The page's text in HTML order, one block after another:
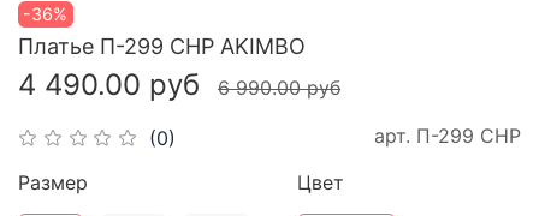
-36%
(0) арт. П-299 СНР
Платье П-299 СНР AKIMBO
4 490.00 руб 6 990.00 руб
Размер Цвет